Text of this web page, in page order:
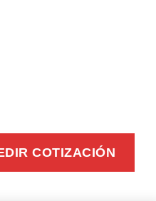
COTIZACIÓN